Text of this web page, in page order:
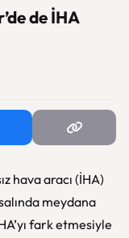
de İHA
hava aracı (İHA)
meydana
fark etmesiyle